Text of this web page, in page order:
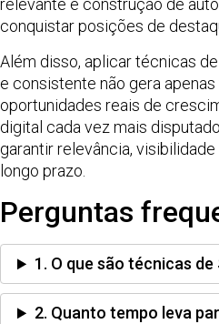
relevante e construção de
conquistar posições de
Além disso, aplicar técnicas
e consistente não gera
oportunidades reais de
digital cada vez mais
garantir relevância,
longo prazo.
Perguntas
1. O que são técnicas de
2. Quanto tempo leva